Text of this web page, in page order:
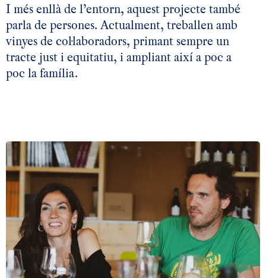
I més enllà de l’entorn, aquest projecte també
parla de persones. Actualment, treballen amb
vinyes de col·laboradors, primant sempre un
tracte just i equitatiu, i ampliant així a poc a
poc la família.